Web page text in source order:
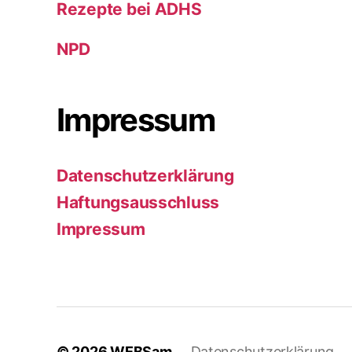
Rezepte bei ADHS
NPD
Impressum
Datenschutzerklärung
Haftungsausschluss
Impressum